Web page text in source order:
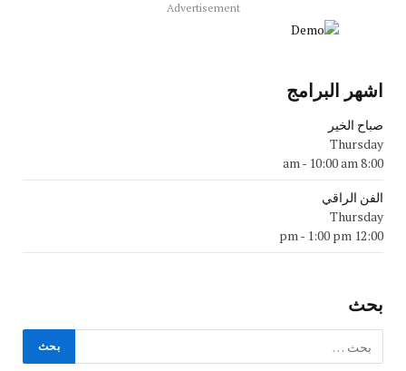
Advertisement
اشهر البرامج
صباح الخير
Thursday
8:00 am
- 10:00 am
الفن الراقي
Thursday
12:00 pm
- 1:00 pm
بحث